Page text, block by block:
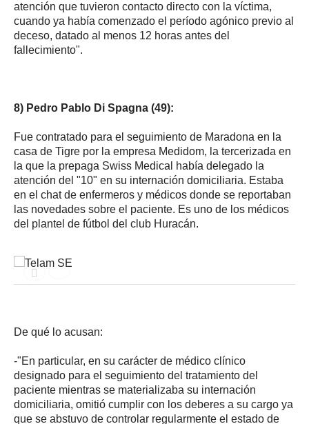
atención que tuvieron contacto directo con la víctima,
cuando ya había comenzado el período agónico previo al
deceso, datado al menos 12 horas antes del
fallecimiento".
8) Pedro Pablo Di Spagna (49):
Fue contratado para el seguimiento de Maradona en la
casa de Tigre por la empresa Medidom, la tercerizada en
la que la prepaga Swiss Medical había delegado la
atención del "10" en su internación domiciliaria. Estaba
en el chat de enfermeros y médicos donde se reportaban
las novedades sobre el paciente. Es uno de los médicos
del plantel de fútbol del club Huracán.
De qué lo acusan:
-"En particular, en su carácter de médico clínico
designado para el seguimiento del tratamiento del
paciente mientras se materializaba su internación
domiciliaria, omitió cumplir con los deberes a su cargo ya
que se abstuvo de controlar regularmente el estado de